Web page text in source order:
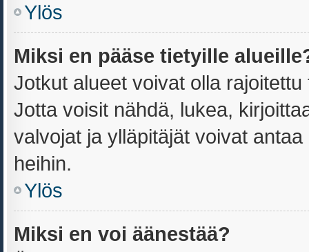
Ylös
Miksi en pääse tietyille
Jotkut alueet voivat olla
Jotta voisit nähdä, lukea,
valvojat ja ylläpitäjät voivat
heihin.
Ylös
Miksi en voi äänestää?